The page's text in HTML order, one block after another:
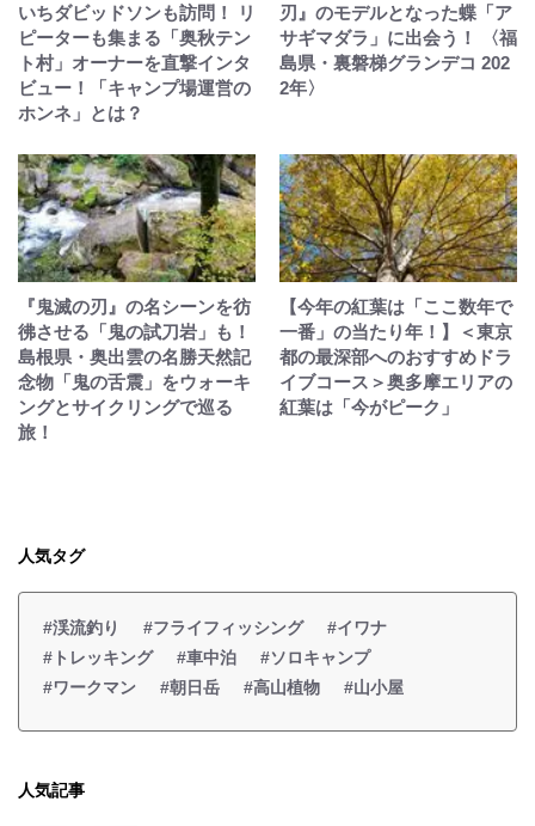
いちダビッドソンも訪問！ リ
ピーターも集まる「奥秋テン
ト村」オーナーを直撃インタ
ビュー！「キャンプ場運営の
ホンネ」とは？
刃』のモデルとなった蝶「ア
サギマダラ」に出会う！ 〈福
島県・裏磐梯グランデコ 202
2年〉
『鬼滅の刃』の名シーンを彷
彿させる「鬼の試刀岩」も！
島根県・奥出雲の名勝天然記
念物「鬼の舌震」をウォーキ
ングとサイクリングで巡る
旅！
【今年の紅葉は「ここ数年で
一番」の当たり年！】＜東京
都の最深部へのおすすめドラ
イブコース＞奥多摩エリアの
紅葉は「今がピーク」
人気タグ
#渓流釣り #フライフィッシング
#イワナ
#トレッキング
#車中泊
#ソロキャンプ
#ワークマン
#朝日岳 #高山植物 #山小屋
人気記事